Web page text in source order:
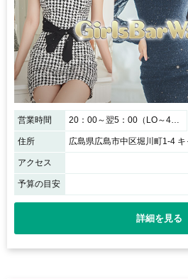
営業時間
住所 広島県広島市中区堀川町1-4
アクセス
予算の目安
詳細を見る